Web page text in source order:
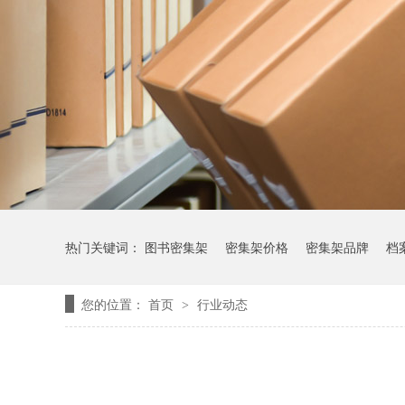
热门关键词： 图书密集架 密集架价格 密集架品牌 档
您的位置： 首页 > 行业动态